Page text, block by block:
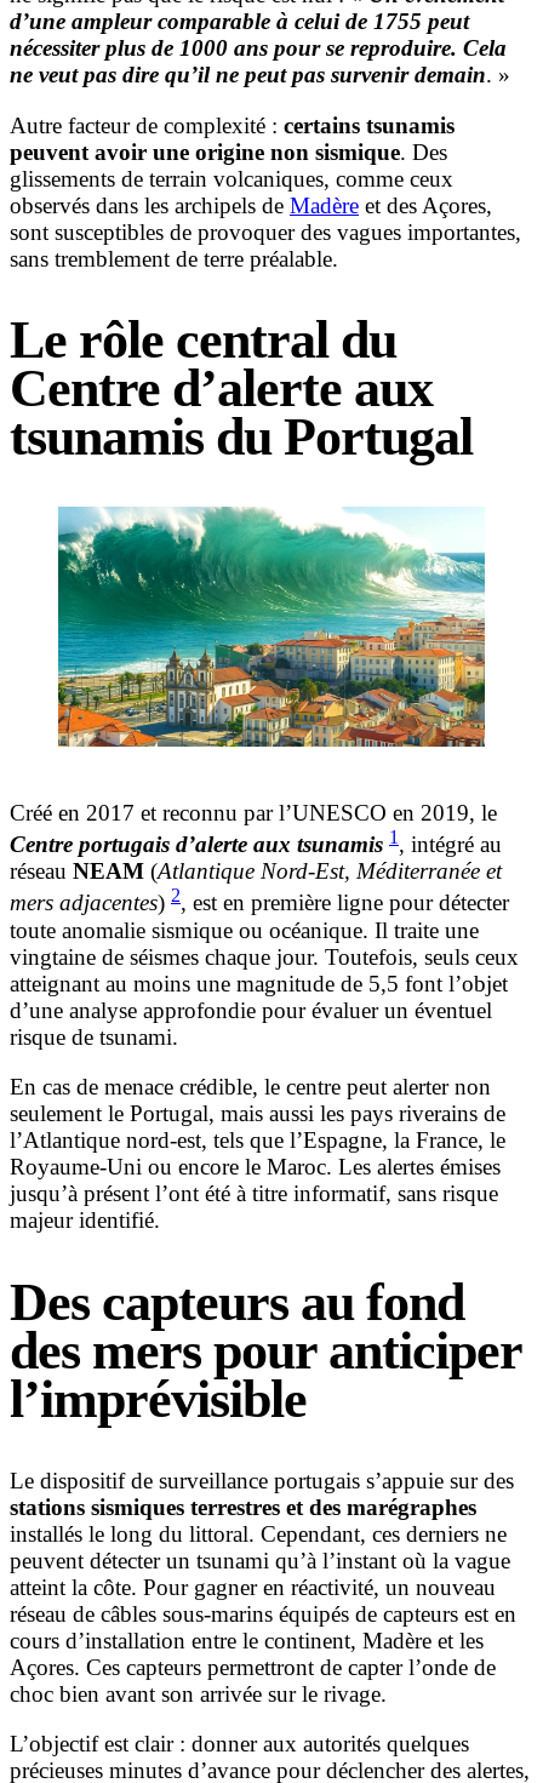
d’une ampleur comparable à celui de 1755 peut
nécessiter plus de 1000 ans pour se reproduire. Cela
ne veut pas dire qu’il ne peut pas survenir demain. »
Autre facteur de complexité : certains tsunamis
peuvent avoir une origine non sismique. Des
glissements de terrain volcaniques, comme ceux
observés dans les archipels de Madère et des Açores,
sont susceptibles de provoquer des vagues importantes,
sans tremblement de terre préalable.
Le rôle central du
Centre d’alerte aux
tsunamis du Portugal
Créé en 2017 et reconnu par l’UNESCO en 2019, le
Centre portugais d’alerte aux tsunamis 1 , intégré au
réseau NEAM (Atlantique Nord-Est, Méditerranée et
mers adjacentes) 2, est en première ligne pour détecter
toute anomalie sismique ou océanique. Il traite une
vingtaine de séismes chaque jour. Toutefois, seuls ceux
atteignant au moins une magnitude de 5,5 font l’objet
d’une analyse approfondie pour évaluer un éventuel
risque de tsunami.
En cas de menace crédible, le centre peut alerter non
seulement le Portugal, mais aussi les pays riverains de
l’Atlantique nord-est, tels que l’Espagne, la France, le
Royaume-Uni ou encore le Maroc. Les alertes émises
jusqu’à présent l’ont été à titre informatif, sans risque
majeur identifié.
Des capteurs au fond
des mers pour anticiper
l’imprévisible
Le dispositif de surveillance portugais s’appuie sur des
stations sismiques terrestres et des marégraphes
installés le long du littoral. Cependant, ces derniers ne
peuvent détecter un tsunami qu’à l’instant où la vague
atteint la côte. Pour gagner en réactivité, un nouveau
réseau de câbles sous-marins équipés de capteurs est en
cours d’installation entre le continent, Madère et les
Açores. Ces capteurs permettront de capter l’onde de
choc bien avant son arrivée sur le rivage.
L’objectif est clair : donner aux autorités quelques
précieuses minutes d’avance pour déclencher des alertes,